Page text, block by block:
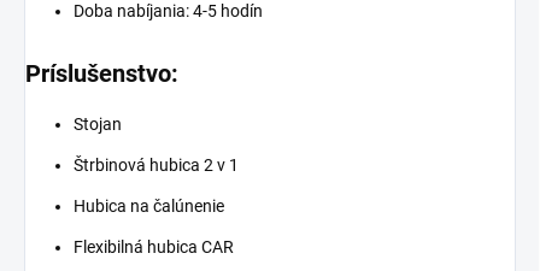
Doba nabíjania: 4-5 hodín
Príslušenstvo:
Stojan
Štrbinová hubica 2 v 1
Hubica na čalúnenie
Flexibilná hubica CAR